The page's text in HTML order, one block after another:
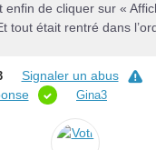
enfin de cliquer sur «
tout était rentré dans
Signaler un abus
Gina3